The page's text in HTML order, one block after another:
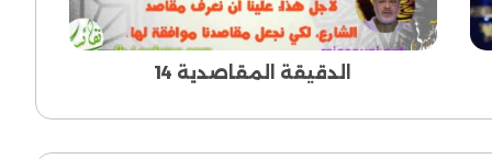
الدقيقة المقاصدية 14